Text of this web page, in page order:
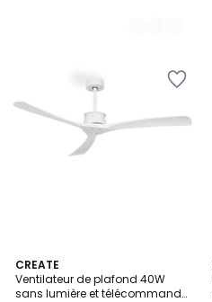
CREATE
Ventilateur de plafond 40W
sans lumière et télécommande
3
Couleurs